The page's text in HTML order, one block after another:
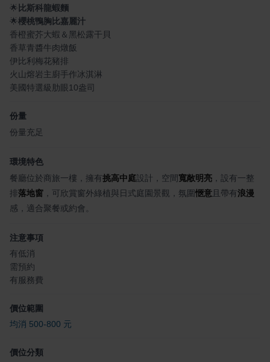
🌟 比斯科龍蝦麵
🌟櫻桃鴨胸比嘉麗汁
香橙蜜芥大蝦＆黑松露干貝
香草青醬牛肉燉飯
伊比利梅花豬排
火山熔岩主廚手作冰淇淋
美國特選級肋眼10盎司
份量
份量充足
環境特色
餐廳位於商旅一樓，擁有挑高中庭設計，空間寬敞明亮 ，設有一整
排落地窗 ，可欣賞窗外綠植與日式庭園景觀，氛圍愜意 且帶有浪漫
感，適合聚餐或約會。
注意事項
有低消
需預約
有服務費
價位範圍
均消 500-800 元
價位分類